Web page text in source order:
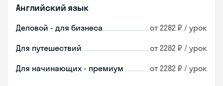
Английский язык
Деловой - для бизнеса от 2282 ₽ / урок
Для путешествий от 2282 ₽ / урок
Для начинающих - премиум от 2282 ₽ / урок